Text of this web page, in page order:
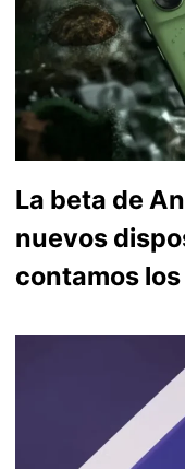
La beta de
nuevos
contamos